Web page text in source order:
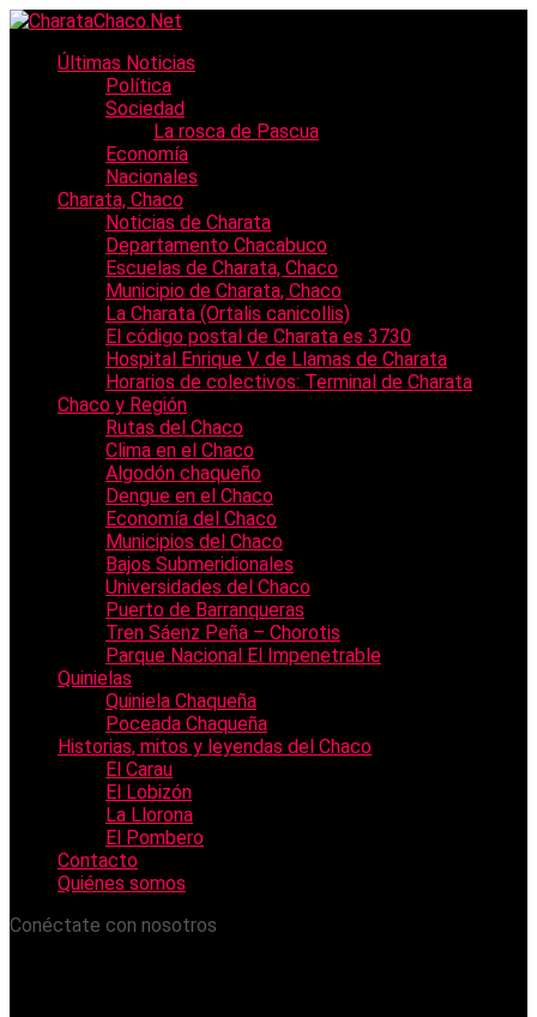
Últimas Noticias
Política
Sociedad
La rosca de Pascua
Economía
Nacionales
Charata, Chaco
Noticias de Charata
Departamento Chacabuco
Escuelas de Charata, Chaco
Municipio de Charata, Chaco
La Charata (Ortalis canicollis)
El código postal de Charata es 3730
Hospital Enrique V. de Llamas de Charata
Horarios de colectivos: Terminal de Charata
Chaco y Región
Rutas del Chaco
Clima en el Chaco
Algodón chaqueño
Dengue en el Chaco
Economía del Chaco
Municipios del Chaco
Bajos Submeridionales
Universidades del Chaco
Puerto de Barranqueras
Tren Sáenz Peña – Chorotis
Parque Nacional El Impenetrable
Quinielas
Quiniela Chaqueña
Poceada Chaqueña
Historias, mitos y leyendas del Chaco
El Carau
El Lobizón
La Llorona
El Pombero
Contacto
Quiénes somos
Conéctate con nosotros